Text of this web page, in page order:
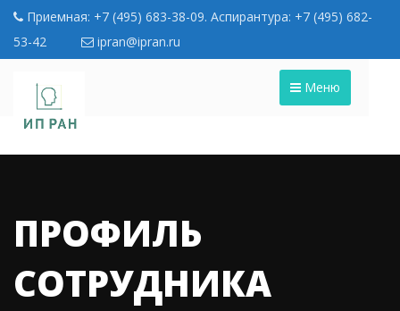
Приемная: +7 (495) 683-38-09. Аспирантура: +7 (495) 682-
53-42
ipran@ipran.ru
Меню
ПРОФИЛЬ
СОТРУДНИКА